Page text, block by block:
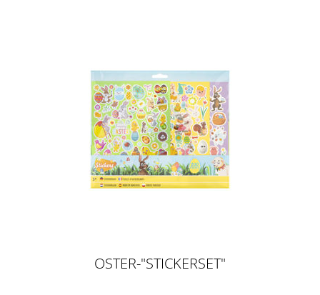
OSTER-"STICKERSET"